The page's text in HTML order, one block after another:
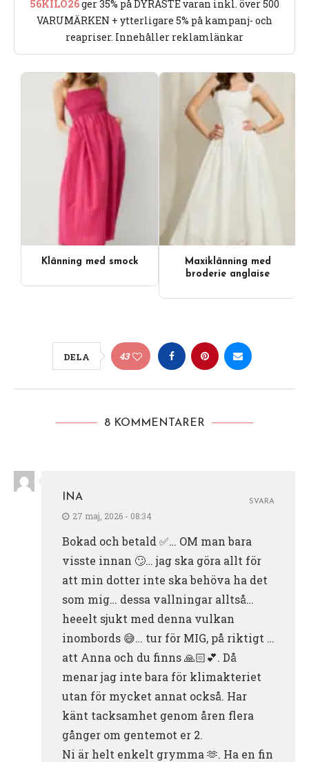
56KILO26ger 35% på DYRASTE varan inkl. över 500
VARUMÄRKEN + ytterligare 5% på kampanj- och
reapriser. Innehåller reklamlänkar
Klänning med smock
Maxiklänning med
broderie anglaise
DELA 43
8 KOMMENTARER
INA
27 maj, 2026 - 08:34
Bokad och betald ✅… OM man bara
visste innan 🙄… jag ska göra allt för
att min dotter inte ska behöva ha det
som mig… dessa vallningar alltså…
heeelt sjukt med denna vulkan
inombords 😅… tur för MIG, på riktigt …
att Anna och du finns 🙏🏻💕. Då
menar jag inte bara för klimakteriet
utan för mycket annat också. Har
känt tacksamhet genom åren flera
gånger om gentemot er 2.
Ni är helt enkelt grymma 🫶. Ha en fin
SVARA